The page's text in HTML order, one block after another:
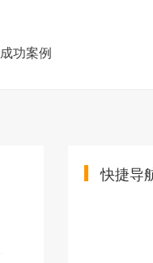
成功案例
快捷导